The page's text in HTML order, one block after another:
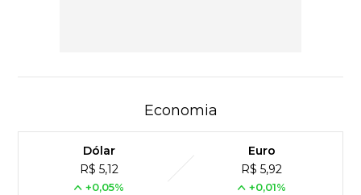
Economia
Dólar
R$ 5,12
+0,05%
Euro
R$ 5,92
+0,01%